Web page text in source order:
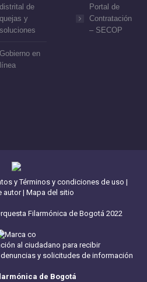
distrital de
quejas y
soluciones
Gobierno en
línea
Portal de
Contratación
– SECOP
y Términos y condiciones de uso |
autor| Mapa del sitio
Filarmónica de Bogotá 2022
al ciudadano para recibir
y solicitudes de información
de Bogotá